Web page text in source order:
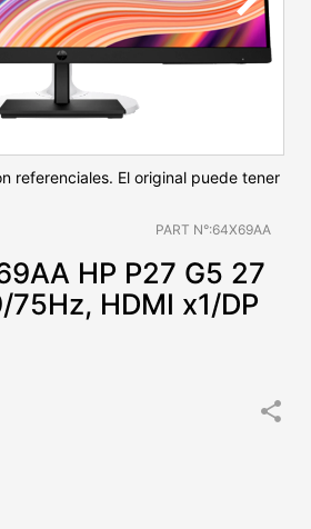
referenciales. El original puede tener
PART N°:64X69AA
HP P27 G5 27
75Hz, HDMI x1/DP
share